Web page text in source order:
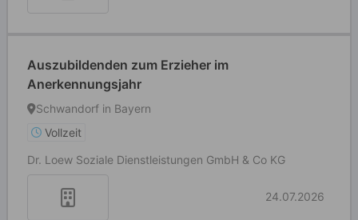
Auszubildenden zum Erzieher im
Anerkennungsjahr
Schwandorf in Bayern
Vollzeit
Dr. Loew Soziale Dienstleistungen GmbH & Co KG
24.07.2026